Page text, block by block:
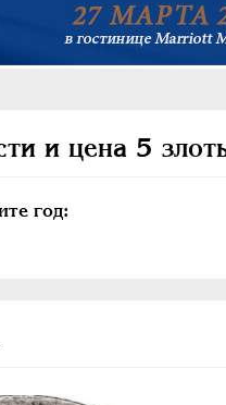
и цена 5
год: